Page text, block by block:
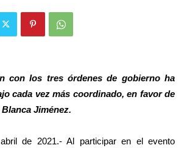
con los tres órdenes de gobierno ha
cada vez más coordinado, en favor de
Jiménez.
de 2021.- Al participar en el evento